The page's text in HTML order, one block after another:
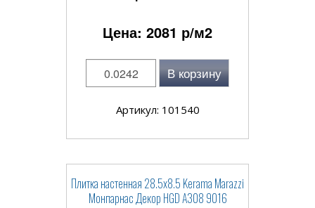
Цена: 2081 р/м2
В корзину
Артикул: 101540
Плитка настенная 28.5x8.5 Kerama Marazzi
Монпарнас Декор HGD A308 9016